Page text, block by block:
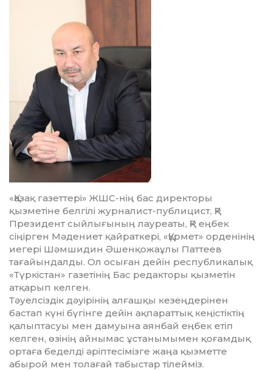
«Қазақ газеттері» ЖШС-нің бас директоры
қызметіне белгілі журналист-публицист, ҚР
Президент сый­лығының лауреаты, ҚР еңбек
сіңірген Мәдениет қайраткері, «Құрмет» орденінің
иегері Шәмшидин Әшенқожаұлы Паттеев
тағайындалды. Ол осыған дейін республикалық
«Түркістан» газетінің Бас редакторы қызметін
атқарып келген.
Тәуелсіздік дәуірінің алғашқы кезеңдерінен
бастап күні бүгінге дейін ақпараттық кеңістіктің
қалыптасуы мен дамуына аянбай еңбек етіп
келген, өзінің айнымас ұстанымымен қоғамдық
ортаға беделді әріптесімізге жаңа қызметте
абырой мен толағай табыстар тілейміз.